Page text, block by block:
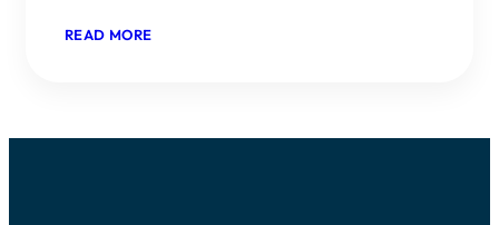
READ MORE